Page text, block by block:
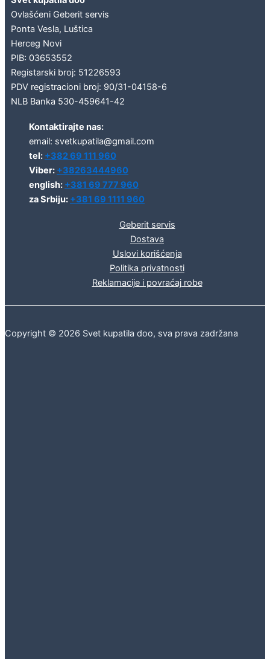
Ovlašćeni Geberit servis
Ponta Vesla, Luštica
Herceg Novi
PIB: 03653552
Registarski broj: 51226593
PDV registracioni broj: 90/31-04158-6
NLB Banka 530-459641-42
Kontaktirajte nas:
email: svetkupatila@gmail.com
tel: +382 69 111 960
Viber: +38263444960
english: +381 69 777 960
za Srbiju: +381 69 1111 960
Geberit servis
Dostava
Uslovi korišćenja
Politika privatnosti
Reklamacije i povraćaj robe
Copyright © 2026 Svet kupatila doo, sva prava zadržana